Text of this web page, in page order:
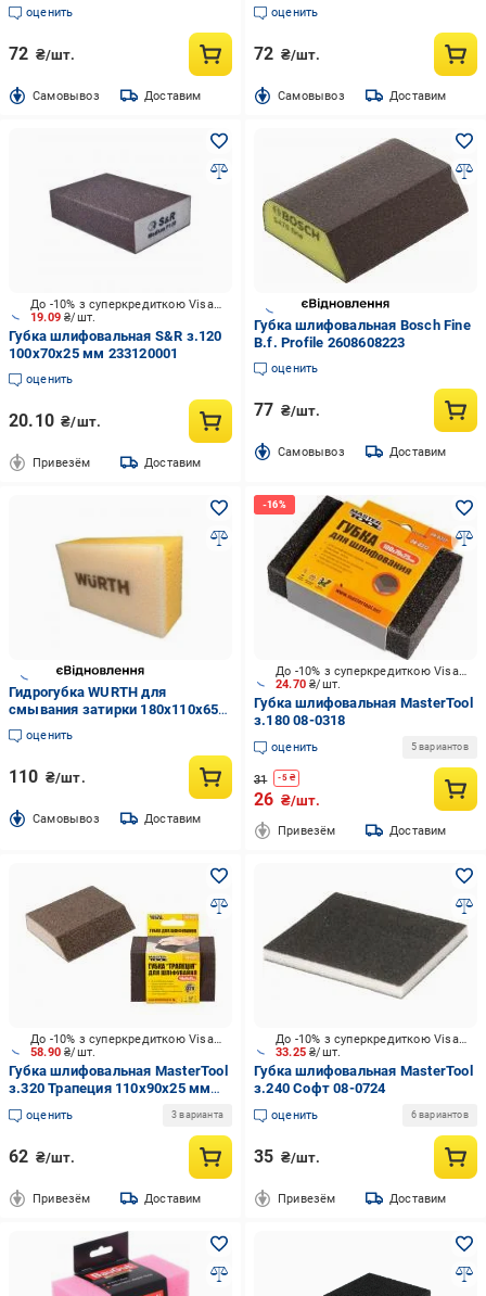
оценить
72 ₴/шт.
Cамовывоз Доставим
оценить
72 ₴/шт.
Cамовывоз Доставим
19.09₴/шт.
До -10% з суперкредиткою Visa Вигода
Губка шлифовальная S&R з.120
100х70х25 мм 233120001
оценить
20.10 ₴/шт.
Привезём Доставим
Губка шлифовальная Bosch Fine
B.f. Profile 2608608223
оценить
77 ₴/шт.
Cамовывоз Доставим
Гидрогубка WURTH для
смывания затирки 180x110x65
мм 1587400002
оценить
110 ₴/шт.
Cамовывоз Доставим
24.70₴/шт.
До -10% з суперкредиткою Visa Вигода
Губка шлифовальная MasterTool
з.180 08-0318
оценить 5 вариантов
31 -5₴
26 ₴/шт.
Привезём Доставим
58.90₴/шт.
До -10% з суперкредиткою Visa Вигода
Губка шлифовальная MasterTool
з.320 Трапеция 110x90x25 мм
08-0632
оценить 3 варианта
62 ₴/шт.
Привезём Доставим
33.25₴/шт.
До -10% з суперкредиткою Visa Вигода
Губка шлифовальная MasterTool
з.240 Софт 08-0724
оценить 6 вариантов
35 ₴/шт.
Привезём Доставим